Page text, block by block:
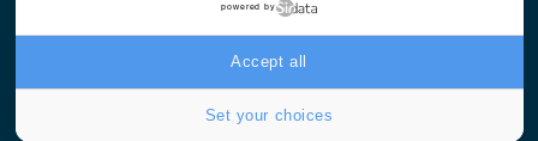
powered by
Set your choices
Accept all